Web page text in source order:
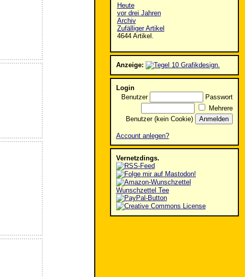
Heute
vor drei Jahren
Archiv
Zufälliger Artikel
4644 Artikel.
Anzeige:
Login
Benutzer
Passwort
Mehrere
Benutzer (kein Cookie)
Account anlegen?
Vernetzdings.
Wunschzettel Tee